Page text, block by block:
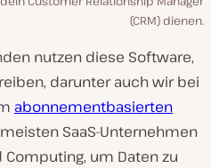
(CRM) dienen.
nutzen diese Software,
darunter auch wir bei
abonnementbasierten
SaaS-Unternehmen
um Daten zu